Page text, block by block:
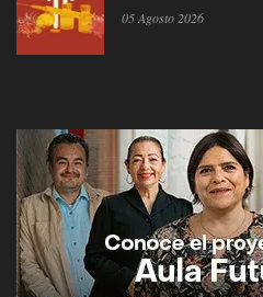
05 Agosto 2026